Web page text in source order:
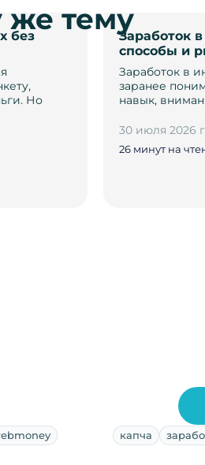
без
Но
Заработок
способы и
Заработок в
заранее
навык,
30 июля 2026
26 минут на
же тему
капча